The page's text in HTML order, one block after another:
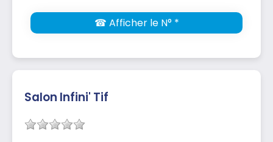
☎ Afficher le N° *
Salon Infini' Tif